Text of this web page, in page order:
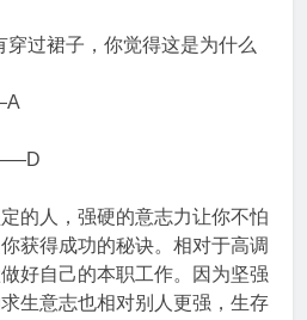
穿过裙子，你觉得这是为什么
人，强硬的意志力让你不怕
获得成功的秘诀。相对于高调
好自己的本职工作。因为坚强
生意志也相对别人更强，生存